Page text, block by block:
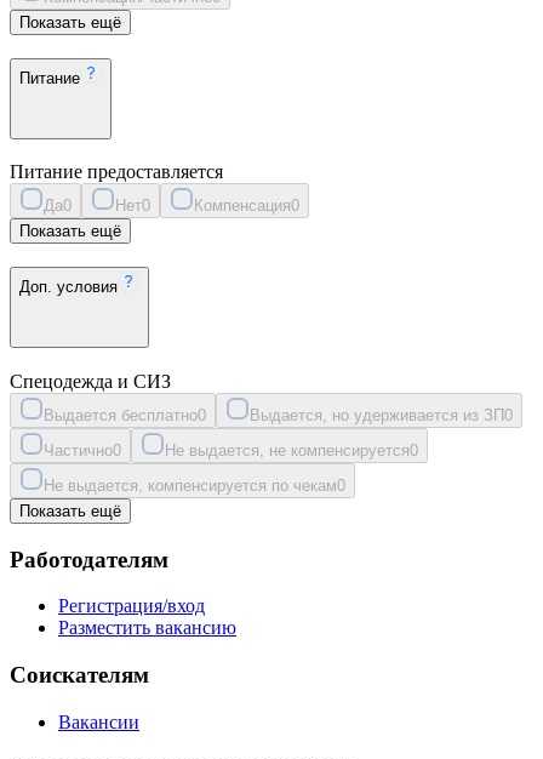
Показать ещё
Питание
Питание предоставляется
Да0 Нет0 Компенсация0
Показать ещё
Доп. условия
Спецодежда и СИЗ
Выдается бесплатно0 Выдается, но удерживается из ЗП0
Частично0 Не выдается, не компенсируется0
Не выдается, компенсируется по чекам0
Показать ещё
Работодателям
Регистрация/вход
Разместить вакансию
Соискателям
Вакансии